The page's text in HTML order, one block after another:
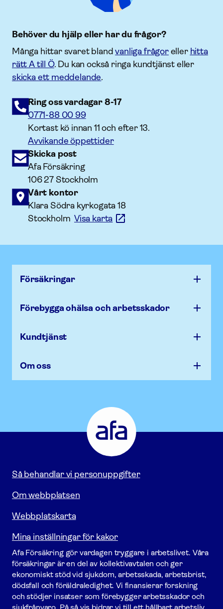
Behöver du hjälp eller har du frågor?
Många hittar svaret blandvanliga frågoreller hitta
rätt A till Ö. Du kan också ringa kundtjänst eller
skicka ett meddelande.
Ring oss vardagar 8-17
0771-88 00 99
Kortast kö innan 11 och efter 13.
Avvikande öppettider
Skicka post
Afa Försäkring
106 27 Stockholm
Vårt kontor
Klara Södra kyrkogata 18
StockholmVisa karta
Försäk­ringar
Förebygga ohälsa och arbets­skador
Kundtjänst
Om oss
Försäkring
Gå
till
startsidan
Så behandlar vi personuppgifter
Om webbplatsen
Webbplatskarta
Mina inställningar för kakor
Afa För­säkring gör vardagen tryggare i arbetslivet. Våra
försäk­ringar är en del av kollektivavtalen och ger
ekonomiskt stöd vid sjukdom, arbetsskada, arbetsbrist,
dödsfall och föräldraledighet. Vi finansierar forskning
och stödjer insatser som förebygger arbets­skador och